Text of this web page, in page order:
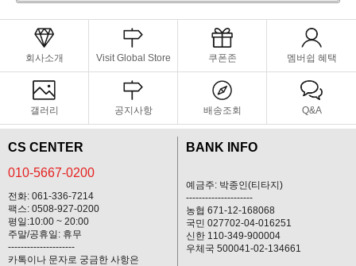
회사소개 Visit Global Store 쿠폰존 멤버쉽 혜택
갤러리 공지사항 배송조회 Q&A
CS CENTER
010-5667-0200
전화: 061-336-7214
팩스: 0508-927-0200
평일:10:00 ~ 20:00
주말/공휴일: 휴무
---------------------
카톡이나 문자로 궁금한 사항은
BANK INFO
예금주: 박종인(티타지)
---------------------
농협 671-12-168068
국민 027702-04-016251
신한 110-349-900004
우체국 500041-02-134661